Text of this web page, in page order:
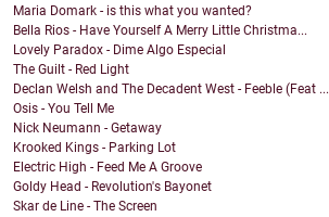
Maria Domark - is this what you wanted?
Bella Rios - Have Yourself A Merry Little Christma...
Lovely Paradox - Dime Algo Especial
The Guilt - Red Light
Declan Welsh and The Decadent West - Feeble (Feat ...
Osis - You Tell Me
Nick Neumann - Getaway
Krooked Kings - Parking Lot
Electric High - Feed Me A Groove
Goldy Head - Revolution's Bayonet
Skar de Line - The Screen